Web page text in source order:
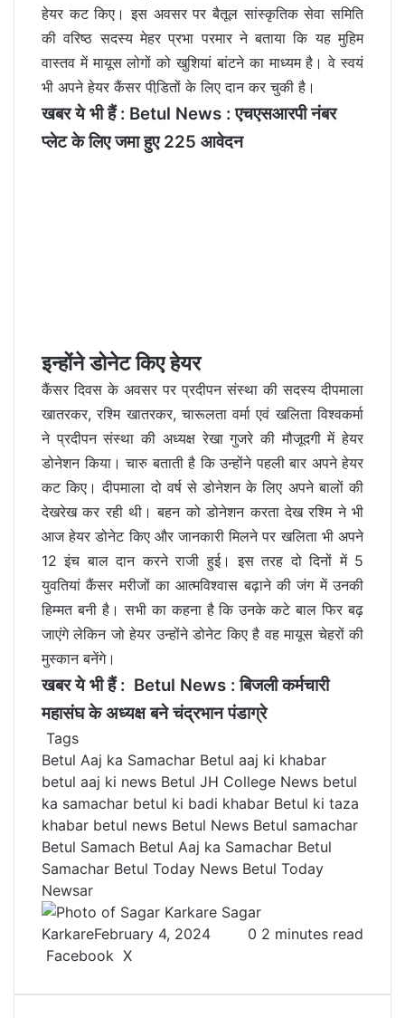
हेयर कट किए। इस अवसर पर बैतूल सांस्कृतिक सेवा समिति
की वरिष्ठ सदस्य मेहर प्रभा परमार ने बताया कि यह मुहिम
वास्तव में मायूस लोगों को खुशियां बांटने का माध्यम है। वे स्वयं
भी अपने हेयर कैंसर पीडि़तों के लिए दान कर चुकी है।
खबर ये भी हैं : Betul News : एचएसआरपी नंबर
प्लेट के लिए जमा हुए 225 आवेदन
इन्होंने डोनेट किए हेयर
कैंसर दिवस के अवसर पर प्रदीपन संस्था की सदस्य दीपमाला
खातरकर, रश्मि खातरकर, चारूलता वर्मा एवं खलिता विश्वकर्मा
ने प्रदीपन संस्था की अध्यक्ष रेखा गुजरे की मौजूदगी में हेयर
डोनेशन किया। चारु बताती है कि उन्होंने पहली बार अपने हेयर
कट किए। दीपमाला दो वर्ष से डोनेशन के लिए अपने बालों की
देखरेख कर रही थी। बहन को डोनेशन करता देख रश्मि ने भी
आज हेयर डोनेट किए और जानकारी मिलने पर खलिता भी अपने
12 इंच बाल दान करने राजी हुई। इस तरह दो दिनों में 5
युवतियां कैंसर मरीजों का आत्मविश्वास बढ़ाने की जंग में उनकी
हिम्मत बनी है। सभी का कहना है कि उनके कटे बाल फिर बढ़
जाएंगे लेकिन जो हेयर उन्होंने डोनेट किए है वह मायूस चेहरों की
मुस्कान बनेंगे।
खबर ये भी हैं : Betul News : बिजली कर्मचारी
महासंघ के अध्यक्ष बने चंद्रभान पंडाग्रे
Tags
Betul Aaj ka Samachar Betul aaj ki khabar
betul aaj ki news Betul JH College News betul
ka samachar betul ki badi khabar Betul ki taza
khabar betul news Betul News Betul samachar
Betul Samach Betul Aaj ka Samachar Betul
Samachar Betul Today News Betul Today
Newsar
Sagar
KarkareFebruary 4, 2024 0 2 minutes read
Facebook X
nm
ndoa
i